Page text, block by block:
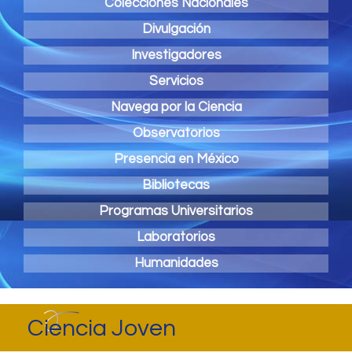
Colecciones Nacionales
Divulgación
Investigadores
Servicios
Navega por la Ciencia
Observatorios
Presencia en México
Bibliotecas
Programas Universitarios
Laboratorios
Humanidades
Ciencia Joven